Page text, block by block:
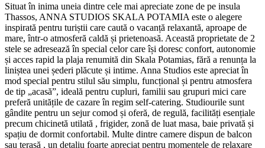
Situat în inima uneia dintre cele mai apreciate zone de pe insula
Thassos, ANNA STUDIOS SKALA POTAMIA este o alegere
inspirată pentru turiștii care caută o vacanță relaxantă, aproape de
mare, într-o atmosferă caldă și prietenoasă. Această proprietate de 2
stele se adresează în special celor care își doresc confort, autonomie
și acces rapid la plaja renumită din Skala Potamias, fără a renunța la
liniștea unei șederi plăcute și intime. Anna Studios este apreciat în
mod special pentru stilul său simplu, funcțional și pentru atmosfera
de tip „acasă”, ideală pentru cupluri, familii sau grupuri mici care
preferă unitățile de cazare în regim self-catering. Studiourile sunt
gândite pentru un sejur comod și oferă, de regulă, facilități esențiale
precum chicinetă utilată , frigider, zonă de luat masa, baie privată și
spațiu de dormit confortabil. Multe dintre camere dispun de balcon
sau terasă , un detaliu foarte apreciat pentru momentele de relaxare